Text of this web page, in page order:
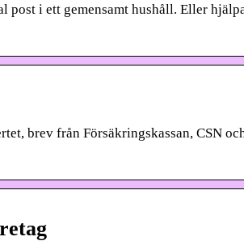
post i ett gemensamt hushåll. Eller
brev från Försäkringskassan, CSN